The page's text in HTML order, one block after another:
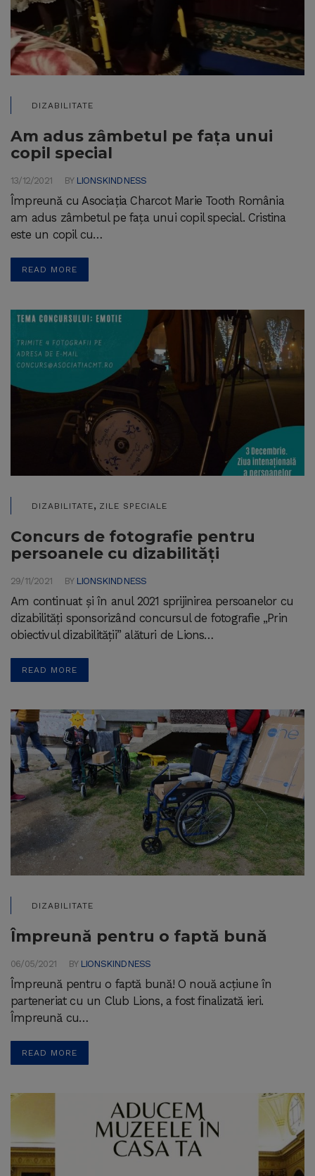
DIZABILITATE
Am adus zâmbetul pe fața unui
copil special
13/12/2021 BY LIONSKINDNESS
Împreună cu Asociația Charcot Marie Tooth România
am adus zâmbetul pe fața unui copil special. Cristina
este un copil cu…
READ MORE
DIZABILITATE, ZILE SPECIALE
Concurs de fotografie pentru
persoanele cu dizabilități
29/11/2021 BY LIONSKINDNESS
Am continuat și în anul 2021 sprijinirea persoanelor cu
dizabilități sponsorizând concursul de fotografie „Prin
obiectivul dizabilității” alături de Lions…
READ MORE
DIZABILITATE
Împreună pentru o faptă bună
06/05/2021 BY LIONSKINDNESS
Împreună pentru o faptă bună! O nouă acțiune în
parteneriat cu un Club Lions, a fost finalizată ieri.
Împreună cu…
READ MORE